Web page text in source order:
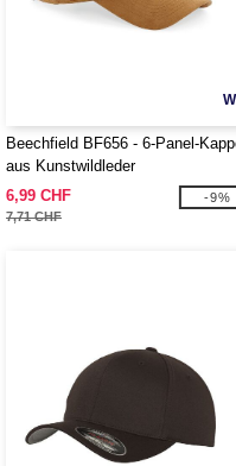
Beechfield BF656 - 6-Panel-
aus Kunstwildleder
6,99 CHF
7,71 CHF
-9%